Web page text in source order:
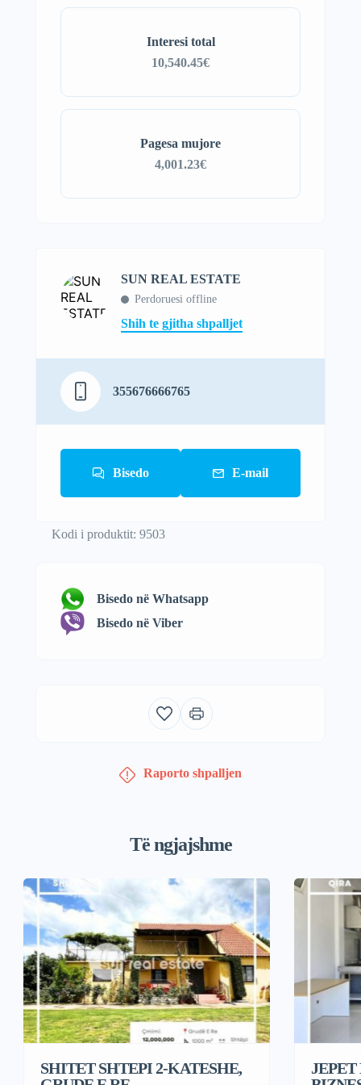
Pagesa mujore
4,001.23€
Interesi total
10,540.45€
SUN REAL ESTATE
Perdoruesi offline
Shih te gjitha shpalljet
355676666765
Bisedo E-mail
Kodi i produktit: 9503
Bisedo në Whatsapp
Bisedo në Viber
Raporto shpalljen
Të ngjajshme
SHITET SHTEPI 2-KATESHE,